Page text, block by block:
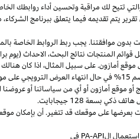
تتيح لك مراقبة وتحسين أداء روابطك
يتم تقديمه فيما يتعلق ببرنامج
موافقتنا. يجب ربط الروابط الخاصة
المنتجات نتائج البحث، الاحداث (يوم
موقع أمازون. على سبيل المثال، اذا كان
أو موقعأمازونأوأي منسياساتناأوعروضنا
هاتفذكي بسعة جيجابايت.
على موقعك قد تتغير. أن بإمكان
استعمال ال PA-API
في